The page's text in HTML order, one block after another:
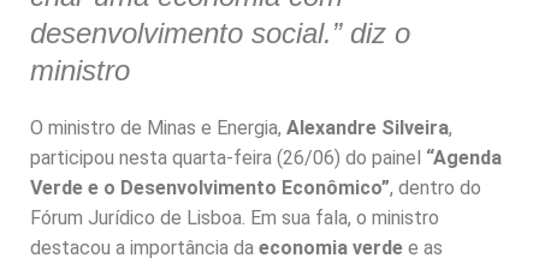
A
p
p
o
o
k
d
I
desenvolvimento social.” diz o
ministro
O ministro de Minas e Energia, Alexandre Silveira,
participou nesta quarta-feira (26/06) do painel “Agenda
Verde e o Desenvolvimento Econômico”, dentro do
Fórum Jurídico de Lisboa. Em sua fala, o ministro
destacou a importância da economia verde e as